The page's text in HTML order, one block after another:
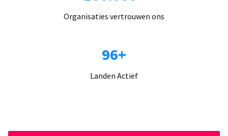
Organisaties vertrouwen ons
96+
Landen Actief